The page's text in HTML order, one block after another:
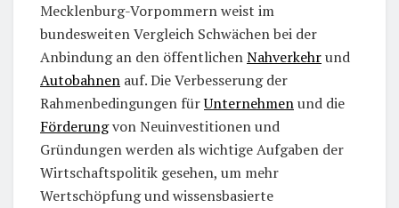
Mecklenburg-Vorpommern weist im
bundesweiten Vergleich Schwächen bei der
Anbindung an den öffentlichenNahverkehrund
Autobahnen auf. Die Verbesserung der
Rahmenbedingungen fürUnternehmenund die
Förderungvon Neuinvestitionen und
Gründungen werden als wichtige Aufgaben der
Wirtschaftspolitik gesehen, um mehr
Wertschöpfung und wissensbasierte